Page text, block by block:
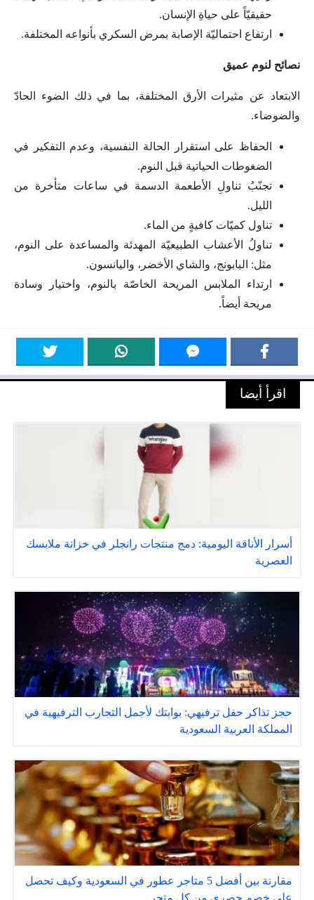
حقيقيّاً على حياةِ الإنسان.
ارتفاع احتماليّة الإصابة بمرض السكري بأنواعه المختلفة.
نصائح لنوم عميق
الابتعاد عن مثيرات الأرق المختلفة، بما في ذلك الضوء الحادّ
والضوضاء.
الحفاظ على استقرار الحالة النفسية، وعدم التفكير في
الضغوطات الحياتية قبل النوم.
تجنّبُ تناولِ الأطعمة الدسمة في ساعات متأخرة من
الليل.
تناول كميّات كافيةٍ من الماء.
تناولُ الأعشاب الطبيعيّة المهدئة والمساعدة على النوم،
مثل: البابونج، والشاي الأخضر، واليانسون.
ارتداء الملابس المريحة الخاصّة بالنوم، واختيار وسادة
مريحة أيضاً.
اقرأ أيضا
أسرار الأناقة اليومية: دمج منتجات رانجلر في خزانة ملابسك
العصرية
حجز تذاكر حفل ترفيهي: بوابتك لأجمل التجارب الترفيهية في
المملكة العربية السعودية
مقارنة بين أفضل 5 متاجر عطور في السعودية وكيف تحصل
على خصم حصري من كل متجر